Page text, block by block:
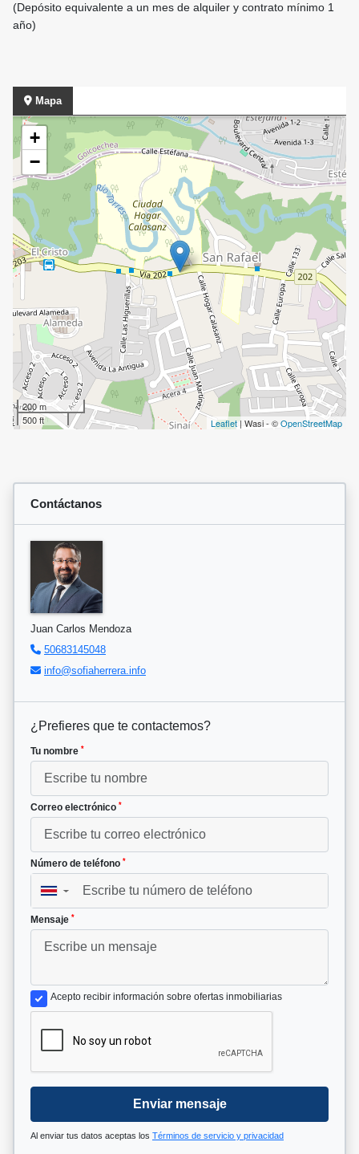
(Depósito equivalente a un mes de alquiler y contrato mínimo 1
año)
Mapa
+
−
200 m
500 ft
Leaflet | Wasi - ©OpenStreetMap
Contáctanos
Juan Carlos Mendoza
50683145048
info@sofiaherrera.info
¿Prefieres que te contactemos?
Tu nombre *
Correo electrónico *
Número de teléfono *
▼
Mensaje *
Acepto recibir información sobre ofertas inmobiliarias
Enviar mensaje
Al enviar tus datos aceptas los Términos de servicio y privacidad